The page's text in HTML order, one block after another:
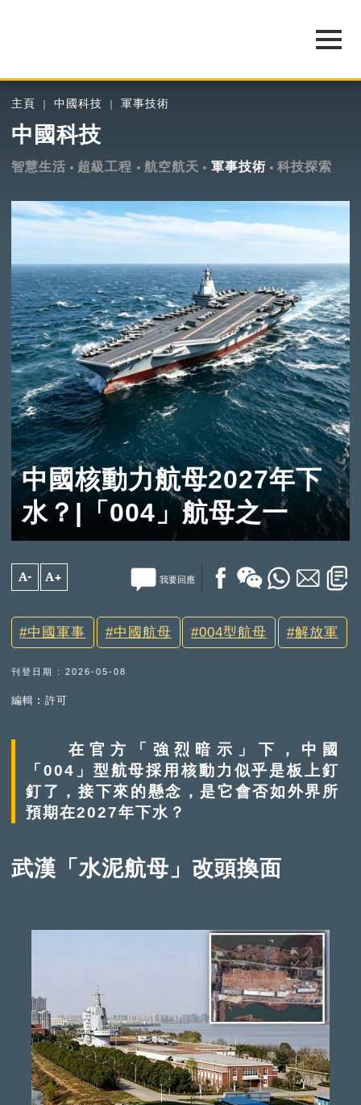
主頁 中國科技 軍事技術
中國科技
智慧生活 超級工程 航空航天 軍事技術 科技探索
中國核動力航母2027年下
水？|「004」航母之一
A- A+ 我要回應
中國軍事 中國航母 004型航母 解放軍
刊登日期 : 2026-05-08
編輯︰許可
在官方「強烈暗示」下，中國
「004」型航母採用核動力似乎是板上釘
釘了，接下來的懸念，是它會否如外界所
預期在2027年下水？
武漢「水泥航母」改頭換面